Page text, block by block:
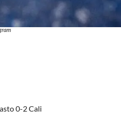
0-2 Cali